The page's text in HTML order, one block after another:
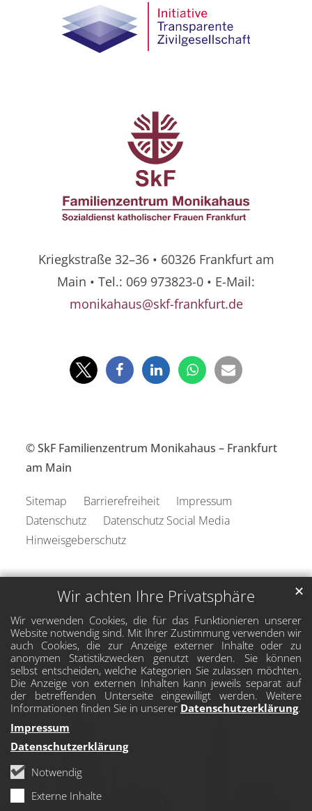
Wir achten Ihre Privatsphäre
Wir verwenden Cookies, die für das Funktionieren unserer
Website notwendig sind. Mit Ihrer Zustimmung verwenden wir
auch Cookies, die zur Anzeige externer Inhalte oder zu
anonymen Statistikzwecken genutzt werden. Sie können
selbst entscheiden, welche Kategorien Sie zulassen möchten.
Die Anzeige von externen Inhalten kann jeweils separat auf
der betreffenden Unterseite eingewilligt werden. Weitere
Informationen finden Sie in unserer Datenschutzerklärung.
Notwendig
Externe Inhalte
✕
Impressum
Datenschutzerklärung
Kriegkstraße 32–36 • 60326 Frankfurt am
Main • Tel.: 069 973823-0 • E-Mail:
monikahaus@skf-frankfurt.de
© SkF Familienzentrum Monikahaus – Frankfurt
am Main
Sitemap Barrierefreiheit
Impressum
Datenschutz
Datenschutz Social Media
Hinweisgeberschutz